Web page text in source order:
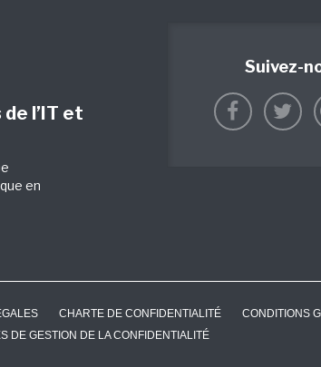
l’IT et
en
Suivez-
CHARTE DE CONFIDENTIALITÉ
CONDITIONS
DE GESTION DE LA CONFIDENTIALITÉ